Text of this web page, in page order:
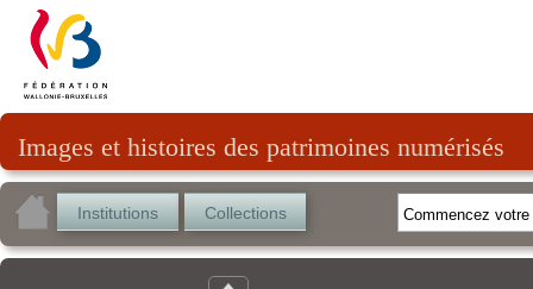
Images et histoires des patrimoines numérisés
Institutions Collections